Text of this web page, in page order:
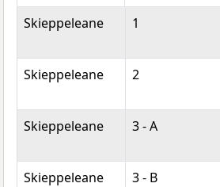
Straatnaam
Huisnummer
Skieppeleane 1
Skieppeleane 2
Skieppeleane 3 - A
Skieppeleane 3 - B